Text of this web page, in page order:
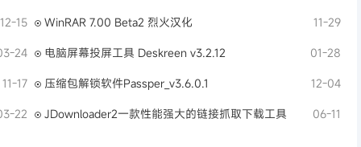
12-15 WinRAR 7.00 Beta2 烈火汉化
11-29
24
电脑屏幕投屏工具 Deskreen v3.2.12
01-28
11-17
压缩包解锁软件Passper_v3.6.0.1
12-04
22
JDownloader2一款性能强大的链接抓取下载工具 06-11